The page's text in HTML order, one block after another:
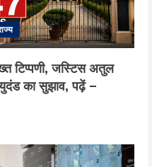
टिप्पणी, जस्टिस अतुल
का सुझाव, पढ़ें –